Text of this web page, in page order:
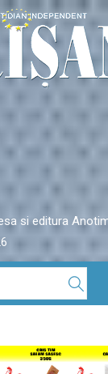
si editura